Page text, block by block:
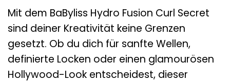
Mit dem BaByliss Hydro Fusion Curl Secret
sind deiner Kreativität keine Grenzen
gesetzt. Ob du dich für sanfte Wellen,
definierte Locken oder einen glamourösen
Hollywood-Look entscheidest, dieser